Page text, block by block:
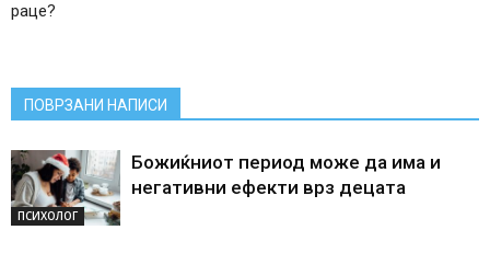
раце?
ПОВРЗАНИ НАПИСИ
ПСИХОЛОГ
Божиќниот период може да има и
негативни ефекти врз децата